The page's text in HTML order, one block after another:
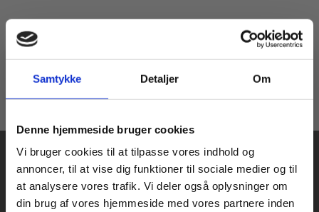
Samtykke Detaljer Om
Denne hjemmeside bruger cookies
Vi bruger cookies til at tilpasse vores indhold og
annoncer, til at vise dig funktioner til sociale medier og til
at analysere vores trafik. Vi deler også oplysninger om
din brug af vores hjemmeside med vores partnere inden
Pris
Køb læremidler og find masterclasses mm.
Fortsæt som: